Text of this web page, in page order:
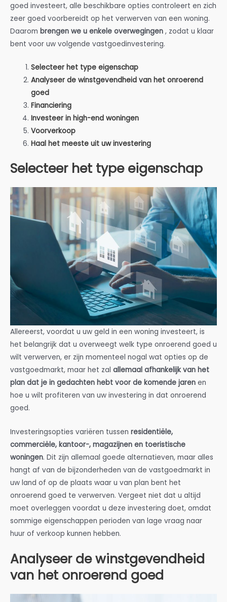
goed investeert, alle beschikbare opties controleert en zich
zeer goed voorbereidt op het verwerven van een woning.
Daarom brengen we u enkele overwegingen , zodat u klaar
bent voor uw volgende vastgoedinvestering.
Selecteer het type eigenschap
Analyseer de winstgevendheid van het onroerend
goed
Financiering
Investeer in high-end woningen
Voorverkoop
Haal het meeste uit uw investering
Selecteer het type eigenschap
Allereerst, voordat u uw geld in een woning investeert, is
het belangrijk dat u overweegt welk type onroerend goed u
wilt verwerven, er zijn momenteel nogal wat opties op de
vastgoedmarkt, maar het zal allemaal afhankelijk van het
plan dat je in gedachten hebt voor de komende jaren en
hoe u wilt profiteren van uw investering in dat onroerend
goed.
Investeringsopties variëren tussen residentiële,
commerciële, kantoor-, magazijnen en toeristische
woningen. Dit zijn allemaal goede alternatieven, maar alles
hangt af van de bijzonderheden van de vastgoedmarkt in
uw land of op de plaats waar u van plan bent het
onroerend goed te verwerven. Vergeet niet dat u altijd
moet overleggen voordat u deze investering doet, omdat
sommige eigenschappen perioden van lage vraag naar
huur of verkoop kunnen hebben.
Analyseer de winstgevendheid
van het onroerend goed